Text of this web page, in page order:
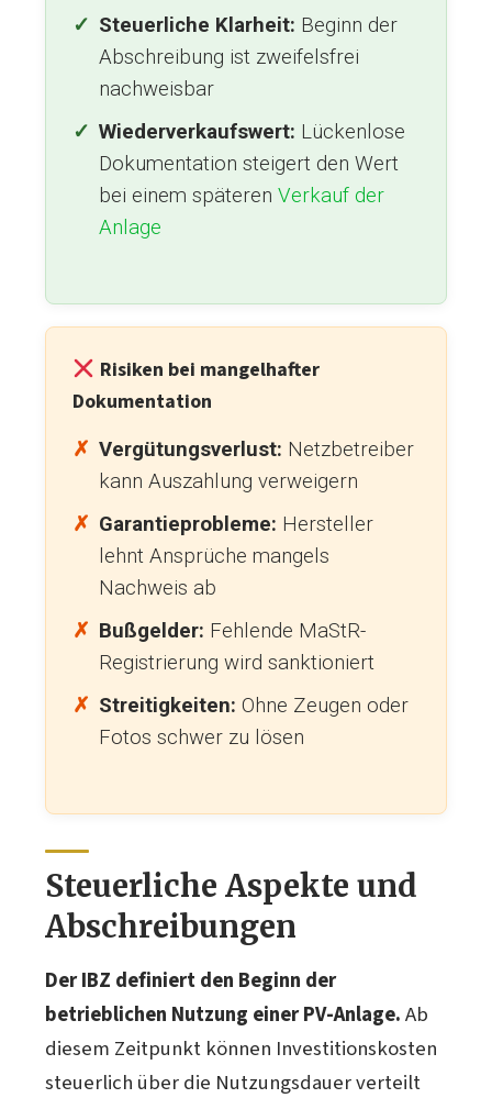
Steuerliche Klarheit: Beginn der
Abschreibung ist zweifelsfrei
nachweisbar
Wiederverkaufswert: Lückenlose
Dokumentation steigert den Wert
bei einem späteren Verkauf der
Anlage
Risiken bei mangelhafter
Dokumentation
Vergütungsverlust: Netzbetreiber
kann Auszahlung verweigern
Garantieprobleme: Hersteller
lehnt Ansprüche mangels
Nachweis ab
Bußgelder: Fehlende MaStR-
Registrierung wird sanktioniert
Streitigkeiten: Ohne Zeugen oder
Fotos schwer zu lösen
Steuerliche Aspekte und
Abschreibungen
Der IBZ definiert den Beginn der
betrieblichen Nutzung einer PV-Anlage.Ab
diesem Zeitpunkt können Investitionskosten
steuerlich über die Nutzungsdauer verteilt